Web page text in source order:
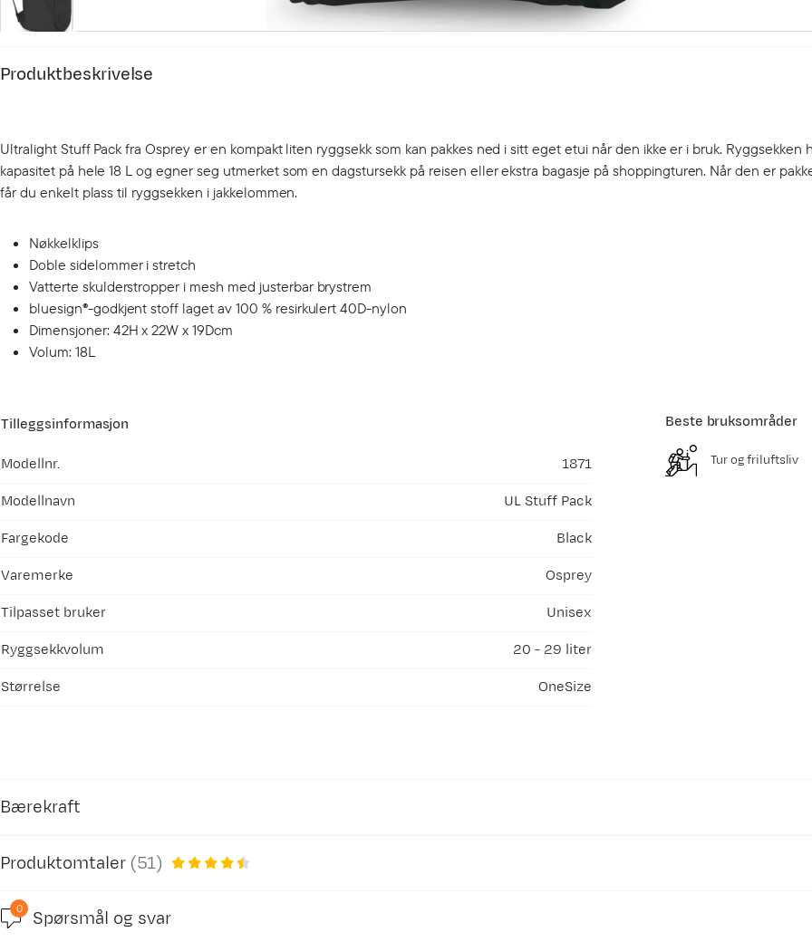
Produktbeskrivelse
Ultralight Stuff Pack fra Osprey er en kompakt liten ryggsekk som kan pakkes ned i sitt eget etui når den ikke er i bruk. Ryggsekken
kapasitet på hele 18 L og egner seg utmerket som en dagstursekk på reisen eller ekstra bagasje på shoppingturen. Når den er
får du enkelt plass til ryggsekken i jakkelommen.
Nøkkelklips
Doble sidelommer i stretch
Vatterte skulderstropper i mesh med justerbar brystrem
bluesign®-godkjent stoff laget av 100 % resirkulert 40D-nylon
Dimensjoner: 42H x 22W x 19Dcm
Volum: 18L
Tilleggsinformasjon
Modellnr.
1871
Modellnavn
UL Stuff Pack
Fargekode
Black
Varemerke
Osprey
Tilpasset bruker
Unisex
Ryggsekkvolum
20 - 29 liter
Størrelse
OneSize
Beste bruksområder
Tur og friluftsliv
Bærekraft
Inneholder resirkulerte materialer
Vår egen merking av produkter som inneholder resirkulert materiale.
Produktomtaler (51)
0 Spørsmål og svar